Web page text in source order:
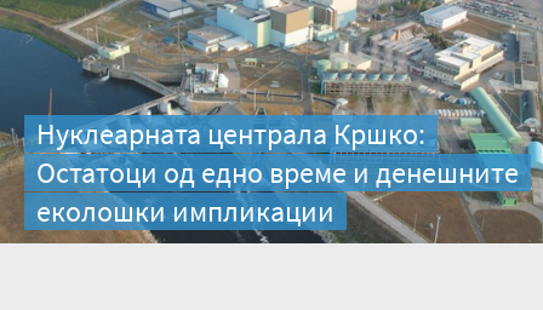
Нуклеарната централа Кршко:
Остатоци од едно време и денешните
еколошки импликации